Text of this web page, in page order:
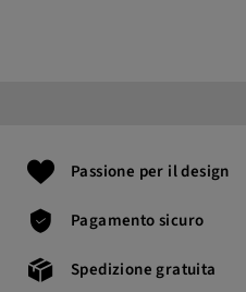
Passione per il design
Pagamento sicuro
Spedizione gratuita